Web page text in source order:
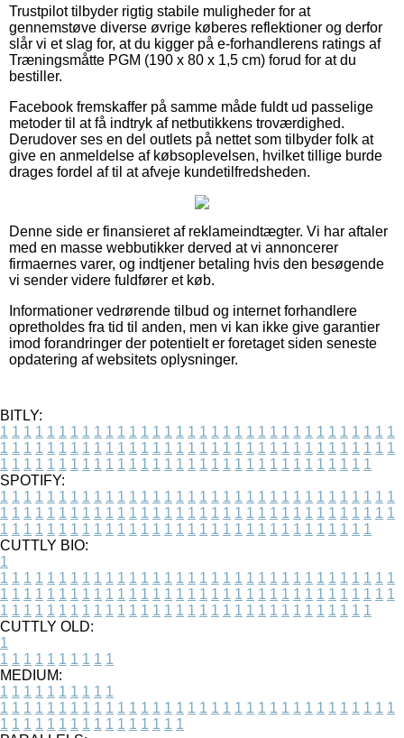
Trustpilot tilbyder rigtig stabile muligheder for at
gennemstøve diverse øvrige køberes reflektioner og derfor
slår vi et slag for, at du kigger på e-forhandlerens ratings af
Træningsmåtte PGM (190 x 80 x 1,5 cm) forud for at du
bestiller.
Facebook fremskaffer på samme måde fuldt ud passelige
metoder til at få indtryk af netbutikkens troværdighed.
Derudover ses en del outlets på nettet som tilbyder folk at
give en anmeldelse af købsoplevelsen, hvilket tillige burde
drages fordel af til at afveje kundetilfredsheden.
Denne side er finansieret af reklameindtægter. Vi har aftaler
med en masse webbutikker derved at vi annoncerer
firmaernes varer, og indtjener betaling hvis den besøgende
vi sender videre fuldfører et køb.
Informationer vedrørende tilbud og internet forhandlere
opretholdes fra tid til anden, men vi kan ikke give garantier
imod forandringer der potentielt er foretaget siden seneste
opdatering af websitets oplysninger.
BITLY:
1 1 1 1 1 1 1 1 1 1 1 1 1 1 1 1 1 1 1 1 1 1 1 1 1 1 1 1 1 1 1 1 1 1
1 1 1 1 1 1 1 1 1 1 1 1 1 1 1 1 1 1 1 1 1 1 1 1 1 1 1 1 1 1 1 1 1 1
1 1 1 1 1 1 1 1 1 1 1 1 1 1 1 1 1 1 1 1 1 1 1 1 1 1 1 1 1 1 1 1
SPOTIFY:
1 1 1 1 1 1 1 1 1 1 1 1 1 1 1 1 1 1 1 1 1 1 1 1 1 1 1 1 1 1 1 1 1 1
1 1 1 1 1 1 1 1 1 1 1 1 1 1 1 1 1 1 1 1 1 1 1 1 1 1 1 1 1 1 1 1 1 1
1 1 1 1 1 1 1 1 1 1 1 1 1 1 1 1 1 1 1 1 1 1 1 1 1 1 1 1 1 1 1 1
CUTTLY BIO:
1
1 1 1 1 1 1 1 1 1 1 1 1 1 1 1 1 1 1 1 1 1 1 1 1 1 1 1 1 1 1 1 1 1 1
1 1 1 1 1 1 1 1 1 1 1 1 1 1 1 1 1 1 1 1 1 1 1 1 1 1 1 1 1 1 1 1 1 1
1 1 1 1 1 1 1 1 1 1 1 1 1 1 1 1 1 1 1 1 1 1 1 1 1 1 1 1 1 1 1 1
CUTTLY OLD:
1
1 1 1 1 1 1 1 1 1 1
MEDIUM:
1 1 1 1 1 1 1 1 1 1
1 1 1 1 1 1 1 1 1 1 1 1 1 1 1 1 1 1 1 1 1 1 1 1 1 1 1 1 1 1 1 1 1 1
1 1 1 1 1 1 1 1 1 1 1 1 1 1 1 1